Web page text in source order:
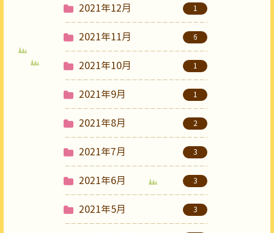
2021年12月 1
2021年11月 6
2021年10月 1
2021年9月 1
2021年8月 2
2021年7月 3
2021年6月 3
2021年5月 3